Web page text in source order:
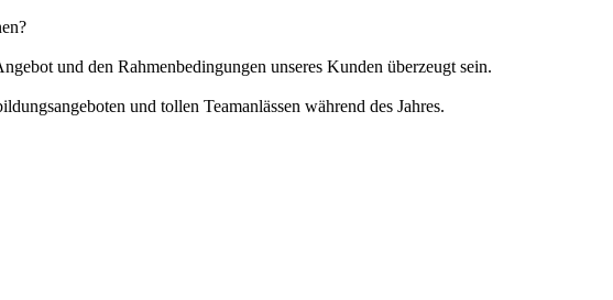
und den Rahmenbedingungen unseres Kunden überzeugt sein.
und tollen Teamanlässen während des Jahres.